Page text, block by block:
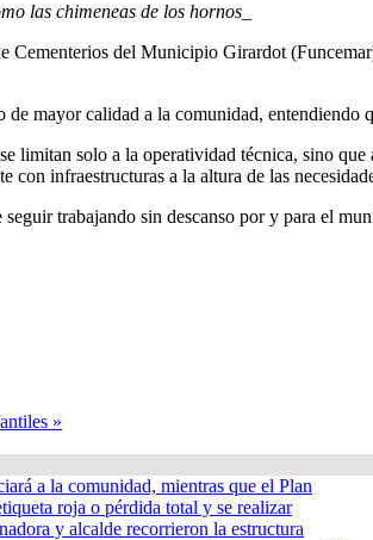
las chimeneas de los hornos_
del Municipio Girardot
mayor calidad a la comunidad,
limitan solo a la operatividad técnica, sino
infraestructuras a la altura de las
trabajando sin descanso por y para el
»
a la comunidad, mientras que el Plan
roja o pérdida total y se realizar
y alcalde recorrieron la estructura